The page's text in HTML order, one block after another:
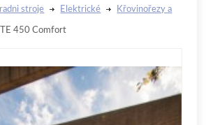
stroje Elektrické Křovinořezy a
450 Comfort